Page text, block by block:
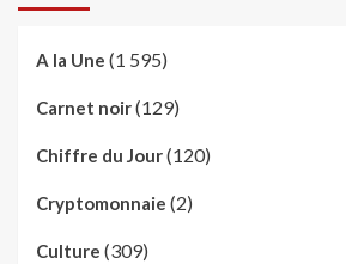
A la Une (1 595)
Carnet noir(129)
Chiffre du Jour(120)
Cryptomonnaie (2)
Culture (309)